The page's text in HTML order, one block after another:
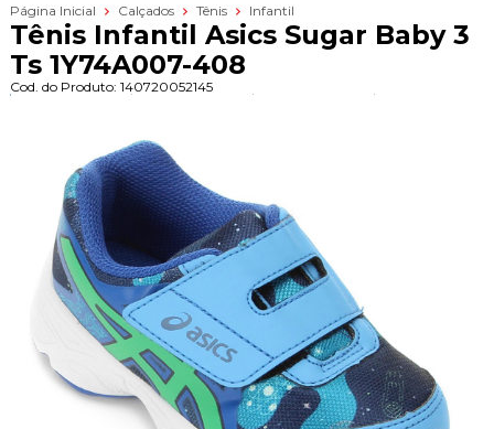
Página Inicial Calçados Tênis Infantil
Tênis Infantil Asics Sugar Baby 3
Ts 1Y74A007-408
Cod. do Produto: 140720052145